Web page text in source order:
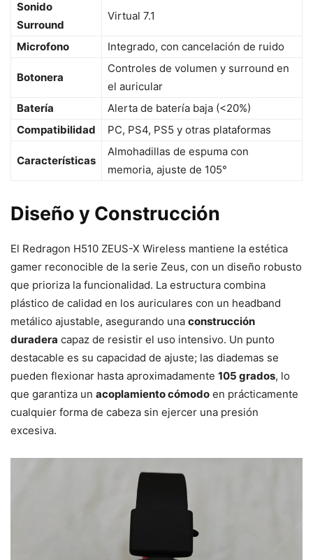
Sonido
Surround
Virtual 7.1
Microfono Integrado, con cancelación de ruido
Botonera
Controles de volumen y surround en
el auricular
Batería
Alerta de batería baja (<20%)
Compatibilidad
PC, PS4, PS5 y otras plataformas
Características
Almohadillas de espuma con
memoria, ajuste de 105°
Diseño y Construcción
El Redragon H510 ZEUS-X Wireless mantiene la estética
gamer reconocible de la serie Zeus, con un diseño robusto
que prioriza la funcionalidad. La estructura combina
plástico de calidad en los auriculares con un headband
metálico ajustable, asegurando una construcción
duradera capaz de resistir el uso intensivo. Un punto
destacable es su capacidad de ajuste; las diademas se
pueden flexionar hasta aproximadamente 105 grados, lo
que garantiza un acoplamiento cómodo en prácticamente
cualquier forma de cabeza sin ejercer una presión
excesiva.